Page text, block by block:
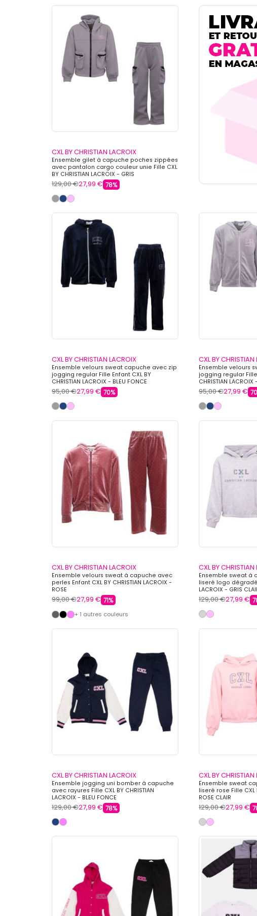
CXL BY CHRISTIAN LACROIX
Ensemble gilet à capuche poches zippées
avec pantalon cargo couleur unie Fille CXL
BY CHRISTIAN LACROIX - GRIS
129,00 €27,99 € 78%
CXL BY CHRISTIAN LACROIX
Ensemble velours sweat capuche avec zip
jogging regular Fille Enfant CXL BY
CHRISTIAN LACROIX - BLEU FONCE
95,00 €27,99 € 70%
CXL BY
Ensemble velours
jogging regular Fille
CHRISTIAN LACROIX
95,00 €27,99 €
CXL BY CHRISTIAN LACROIX
Ensemble velours sweat à capuche avec
perles Enfant CXL BY CHRISTIAN LACROIX -
ROSE
99,00 €27,99 € 71%
+ 1 autres couleurs
CXL BY
Ensemble sweat à
liseré logo dégradé
LACROIX - GRIS
129,00 €27,99 €
CXL BY CHRISTIAN LACROIX
Ensemble jogging uni bomber à capuche
avec rayures Fille CXL BY CHRISTIAN
LACROIX - BLEU FONCE
129,00 €27,99 € 78%
CXL BY
Ensemble sweat
liseré rose Fille CXL
ROSE CLAIR
129,00 €27,99 €